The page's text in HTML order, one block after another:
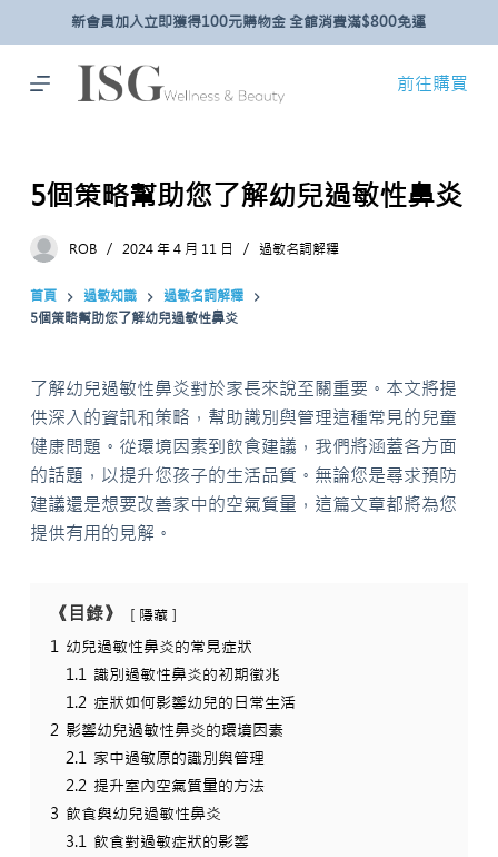
主
新會員加入立即獲得100元購物金 全館消費滿$800免運
前往購買
5個策略幫助您了解幼兒過敏性鼻炎
ROB 2024 年 4 月 11 日 過敏名詞解釋
首頁 過敏知識
過敏名詞解釋
5個策略幫助您了解幼兒過敏性鼻炎
了解幼兒過敏性鼻炎對於家長來說至關重要。本文將提
供深入的資訊和策略，幫助識別與管理這種常見的兒童
健康問題。從環境因素到飲食建議，我們將涵蓋各方面
的話題，以提升您孩子的生活品質。無論您是尋求預防
建議還是想要改善家中的空氣質量，這篇文章都將為您
提供有用的見解。
《目錄》 隱藏
1 幼兒過敏性鼻炎的常見症狀
1.1 識別過敏性鼻炎的初期徵兆
1.2 症狀如何影響幼兒的日常生活
2 影響幼兒過敏性鼻炎的環境因素
2.1 家中過敏原的識別與管理
2.2 提升室內空氣質量的方法
3 飲食與幼兒過敏性鼻炎
3.1 飲食對過敏症狀的影響